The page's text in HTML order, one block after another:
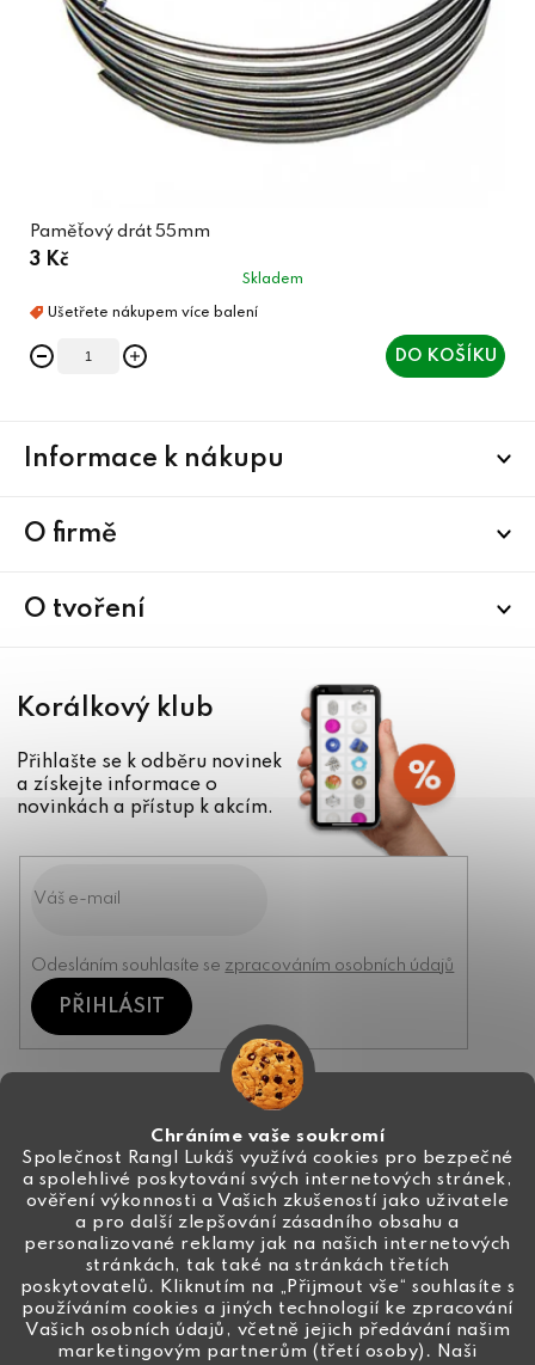
Chráníme vaše soukromí
Společnost Rangl Lukáš využívá cookies pro bezpečné
a spolehlivé poskytování svých internetových stránek,
ověření výkonnosti a Vašich zkušeností jako uživatele
a pro další zlepšování zásadního obsahu a
personalizované reklamy jak na našich internetových
stránkách, tak také na stránkách třetích
poskytovatelů. Kliknutím na „Přijmout vše“ souhlasíte s
používáním cookies a jiných technologií ke zpracování
Vašich osobních údajů, včetně jejich předávání našim
marketingovým partnerům (třetí osoby). Naši
Paměťový drát 55mm
3 Kč
Skladem
DO KOŠÍKU
Informace k nákupu
O firmě
O tvoření
Korálkový klub
Přihlašte se k odběru novinek
a získejte informace o
novinkách a přístup k akcím.
Odesláním souhlasíte se zpracováním osobních údajů
PŘIHLÁSIT
info@ceske-koralky.cz
+420 774 444 191